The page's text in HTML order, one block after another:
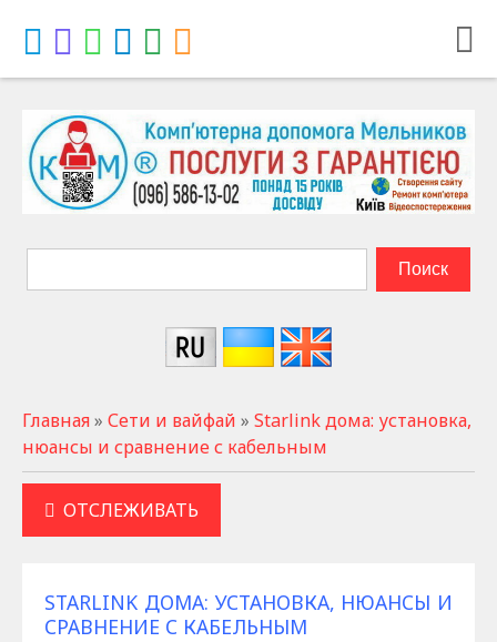
Главная» Сети и вайфай » Starlink дома: установка,
нюансы и сравнение с кабельным
ОТСЛЕЖИВАТЬ
STARLINK ДОМА: УСТАНОВКА, НЮАНСЫ И
СРАВНЕНИЕ С КАБЕЛЬНЫМ